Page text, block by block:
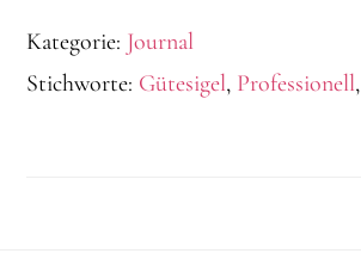
Kategorie: Journal
Stichworte: Gütesigel, Professionell,